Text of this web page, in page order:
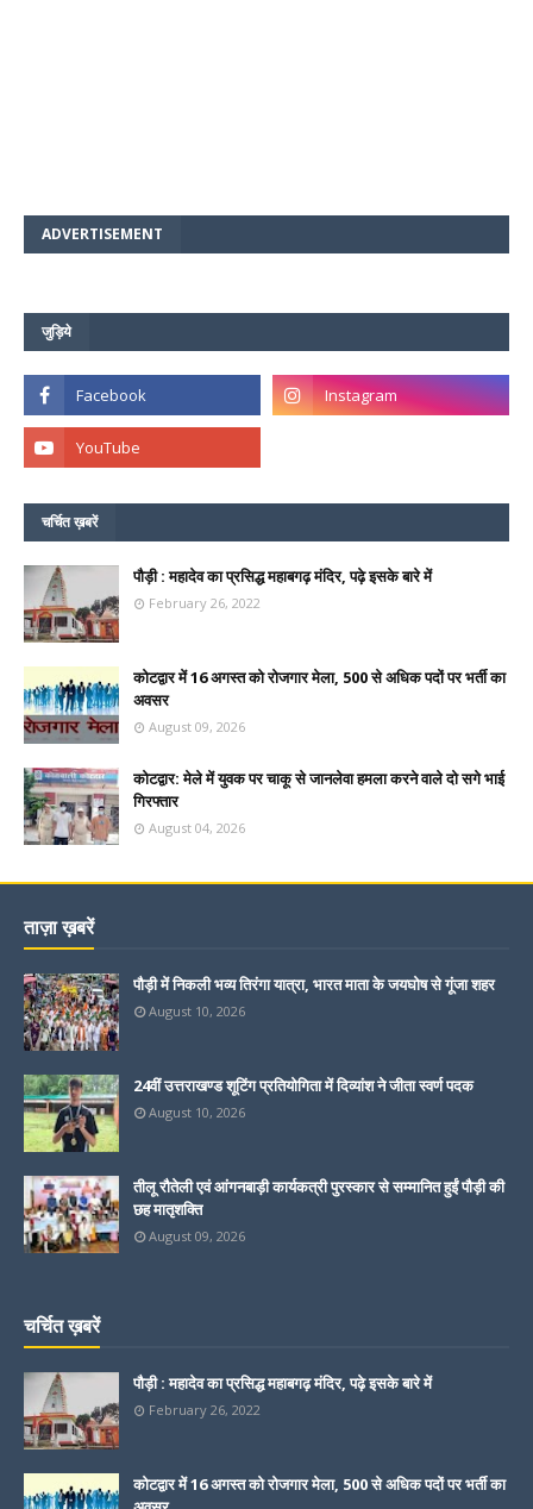
ADVERTISEMENT
जुड़िये
चर्चित ख़बरें
पौड़ी : महादेव का प्रसिद्ध महाबगढ़ मंदिर, पढ़े इसके बारे में
February 26, 2022
कोटद्वार में 16 अगस्त को रोजगार मेला, 500 से अधिक पदों पर भर्ती का
अवसर
August 09, 2026
कोटद्वार: मेले में युवक पर चाकू से जानलेवा हमला करने वाले दो सगे भाई
गिरफ्तार
August 04, 2026
ताज़ा ख़बरें
पौड़ी में निकली भव्य तिरंगा यात्रा, भारत माता के जयघोष से गूंजा शहर
August 10, 2026
24वीं उत्तराखण्ड शूटिंग प्रतियोगिता में दिव्यांश ने जीता स्वर्ण पदक
August 10, 2026
तीलू रौतेली एवं आंगनबाड़ी कार्यकत्री पुरस्कार से सम्मानित हुईं पौड़ी की
छह मातृशक्ति
August 09, 2026
चर्चित ख़बरें
पौड़ी : महादेव का प्रसिद्ध महाबगढ़ मंदिर, पढ़े इसके बारे में
February 26, 2022
कोटद्वार में 16 अगस्त को रोजगार मेला, 500 से अधिक पदों पर भर्ती का